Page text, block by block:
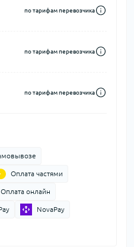
по тарифам перевозчика
по тарифам перевозчика
по тарифам перевозчика
Оплата частями
Оплата онлайн
NovaPay